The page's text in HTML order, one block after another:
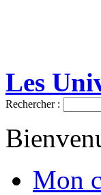
Les
Rechercher :
Mon